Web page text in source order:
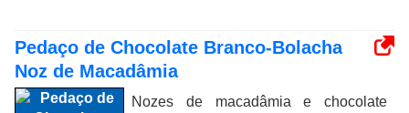
Pedaço de Chocolate Branco-Bolacha
Noz de Macadâmia
Nozes de macadâmia e chocolate